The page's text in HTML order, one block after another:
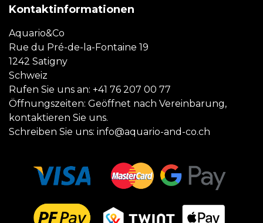
Kontaktinformationen
Aquario&Co
Rue du Pré-de-la-Fontaine 19
1242 Satigny
Schweiz
Rufen Sie uns an: +41 76 207 00 77
Öffnungszeiten: Geöffnet nach Vereinbarung,
kontaktieren Sie uns.
Schreiben Sie uns: info@aquario-and-co.ch